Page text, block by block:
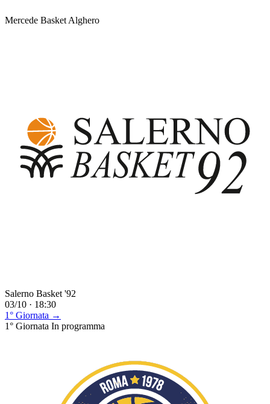
Mercede Basket Alghero
Salerno Basket '92
03/10 · 18:30
1° Giornata →
1° Giornata In programma